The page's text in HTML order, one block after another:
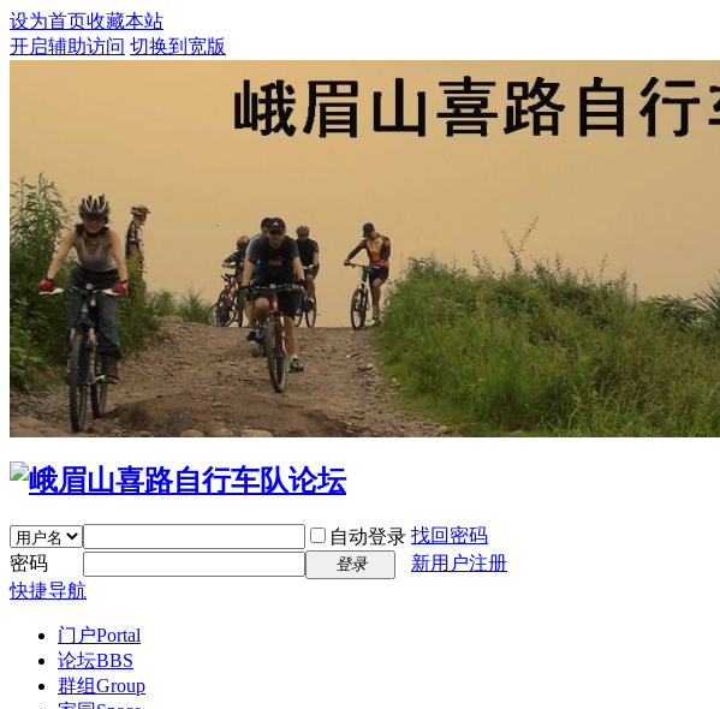
设为首页收藏本站
开启辅助访问 切换到宽版
自动登录 找回密码
密码
登录
新用户注册
快捷导航
门户Portal
论坛BBS
群组Group